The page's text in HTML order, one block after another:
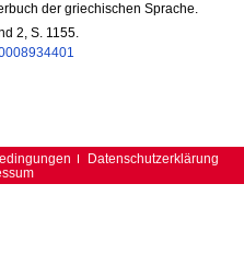
der griechischen Sprache.
2, S. 1155.
Datenschutzerklärung